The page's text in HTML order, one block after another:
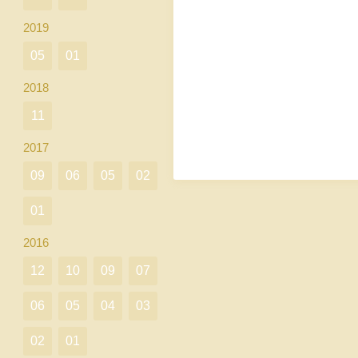
2019
05 01
2018
11
2017
09 06 05 02
01
2016
12 10 09 07
06 05 04 03
02 01